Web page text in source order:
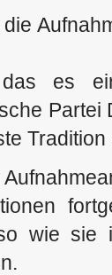
die
es
Partei
wie sie